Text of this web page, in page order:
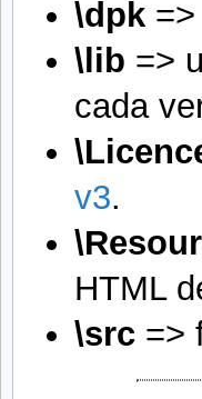
\dpk=>
\lib =>
cada
v3.
HTML
\src=>